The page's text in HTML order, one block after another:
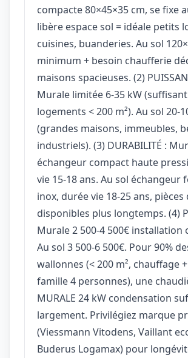
compacte 80×45×35 cm, se fixe
libère espace sol = idéale petits
cuisines, buanderies. Au sol
minimum + besoin chaufferie
maisons spacieuses. (2)
Murale limitée 6-35 kW
logements < 200 m²). Au sol 20-
(grandes maisons, immeubles,
industriels). (3) DURABILITÉ :
échangeur compact haute
vie 15-18 ans. Au sol échangeur
inox, durée vie 18-25 ans, pièces
disponibles plus longtemps. (4)
Murale 2 500-4 500€ installation
Au sol 3 500-6 500€. Pour 90%
wallonnes (< 200 m², chauffage +
famille 4 personnes), une
MURALE 24 kW condensation
largement. Privilégiez marque
(Viessmann Vitodens, Vaillant
Buderus Logamax) pour